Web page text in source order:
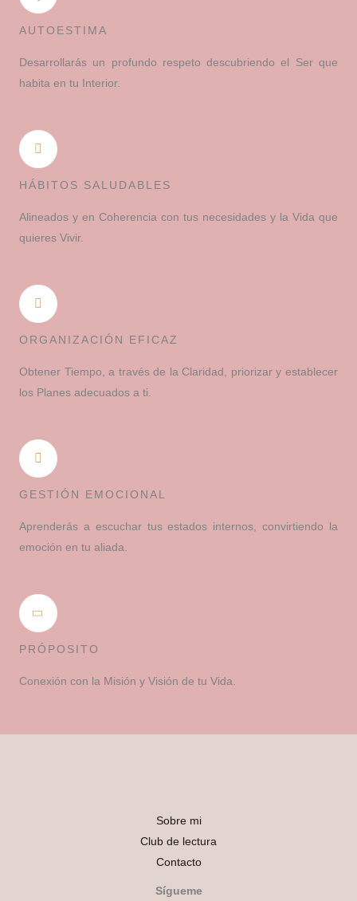
AUTOESTIMA
Desarrollarás un profundo respeto descubriendo el Ser que
habita en tu Interior.
HÁBITOS SALUDABLES
Alineados y en Coherencia con tus necesidades y la Vida que
quieres Vivir.
ORGANIZACIÓN EFICAZ
Obtener Tiempo, a través de la Claridad, priorizar y establecer
los Planes adecuados a ti.
GESTIÓN EMOCIONAL
Aprenderás a escuchar tus estados internos, convirtiendo la
emoción en tu aliada.
PRÓPOSITO
Conexión con la Misión y Visión de tu Vida.
Sobre mi
Club de lectura
Contacto
Sígueme